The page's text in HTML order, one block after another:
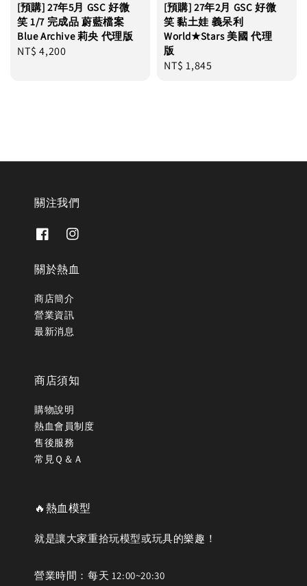
[預購] 27年5月 GSC 好微
笑 1/7 完成品 蔚藍檔案
Blue Archive 莉央 代理版
Regular
NT$ 4,200
[預購] 27年2月 GSC 好微
笑 黏土娃 義呆利
World★Stars 美國 代理
版
Regular
NT$ 1,845
關注我們
關於熱血
商店簡介
營業資訊
最新消息
商店須知
購物說明
熱血會員制度
售後服務
常見Ｑ＆Ａ
🔥熱血模型
就是讓大家重拾玩模型或玩具的樂趣！
營業時間：每天 12:00~20:30